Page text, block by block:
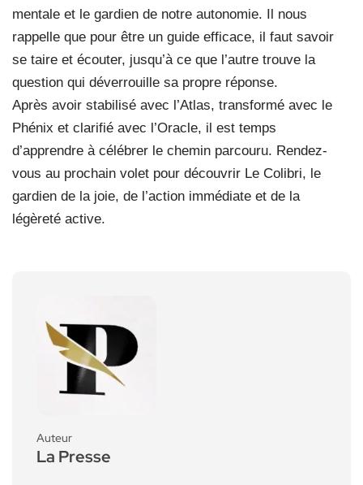
mentale et le gardien de notre autonomie. Il nous
rappelle que pour être un guide efficace, il faut savoir
se taire et écouter, jusqu’à ce que l’autre trouve la
question qui déverrouille sa propre réponse.
Après avoir stabilisé avec l’Atlas, transformé avec le
Phénix et clarifié avec l’Oracle, il est temps
d’apprendre à célébrer le chemin parcouru. Rendez-
vous au prochain volet pour découvrir Le Colibri, le
gardien de la joie, de l’action immédiate et de la
légèreté active.
Auteur
La Presse